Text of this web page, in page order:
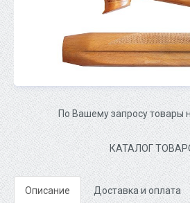
По Вашему запросу товары
КАТАЛОГ
Описание
Доставка и оплата